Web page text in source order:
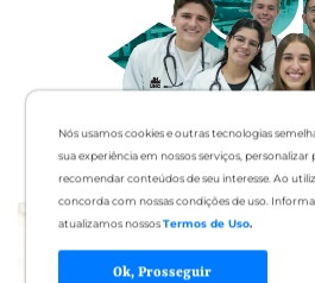
Nós usamos cookies e outras tecnologias
sua experiência em nossos serviços, personalizar
recomendar conteúdos de seu interesse. Ao
concorda com nossas condições de uso.
atualizamos nossosTermos de Uso.
Ok, Prosseguir